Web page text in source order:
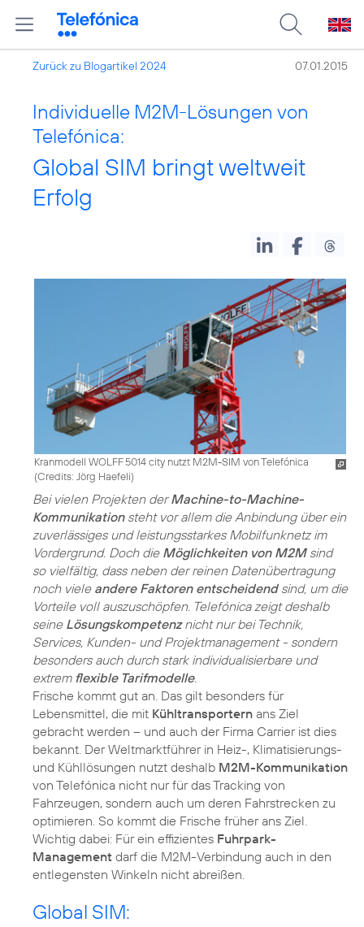
Zurück zu Blogartikel 2024 07.01.2015
Individuelle M2M-Lösungen von
Telefónica:
Global SIM bringt weltweit
Erfolg
Kranmodell WOLFF 5014 city nutzt M2M-SIM von Telefónica
(Credits: Jörg Haefeli)
Bei vielen Projekten derMachine-to-Machine-
Kommunikationsteht vor allem die Anbindung über ein
zuverlässiges und leistungsstarkes Mobilfunknetz im
Vordergrund. Doch die Möglichkeiten von M2Msind
so vielfältig, dass neben der reinen Datenübertragung
noch viele andere Faktoren entscheidendsind, um die
Vorteile voll auszuschöpfen. Telefónica zeigt deshalb
seine Lösungskompetenznicht nur bei Technik,
Services, Kunden- und Projektmanagement - sondern
besonders auch durch stark individualisierbare und
extrem flexible Tarifmodelle.
Frische kommt gut an. Das gilt besonders für
Lebensmittel, die mit Kühltransportern ans Ziel
gebracht werden – und auch der Firma Carrier ist dies
bekannt. Der Weltmarktführer in Heiz-, Klimatisierungs-
und Kühllösungen nutzt deshalb M2M-Kommunikation
von Telefónica nicht nur für das Tracking von
Fahrzeugen, sondern auch um deren Fahrstrecken zu
optimieren. So kommt die Frische früher ans Ziel.
Wichtig dabei: Für ein effizientes Fuhrpark-
Management darf die M2M-Verbindung auch in den
entlegensten Winkeln nicht abreißen.
Global SIM: